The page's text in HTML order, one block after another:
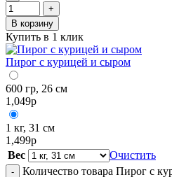
+
В корзину
Купить в 1 клик
Пирог с курицей и сыром
600 гр, 26 см
1,049р
1 кг, 31 см
1,499р
Вес
Очистить
- Количество товара Пирог с